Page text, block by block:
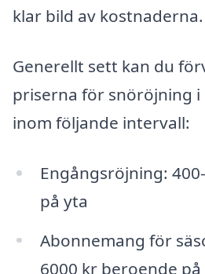
klar bild av kostnaderna.
Generellt sett kan du
priserna för snöröjning
inom följande intervall:
Engångsröjning:
på yta
Abonnemang för
6000 kr beroende